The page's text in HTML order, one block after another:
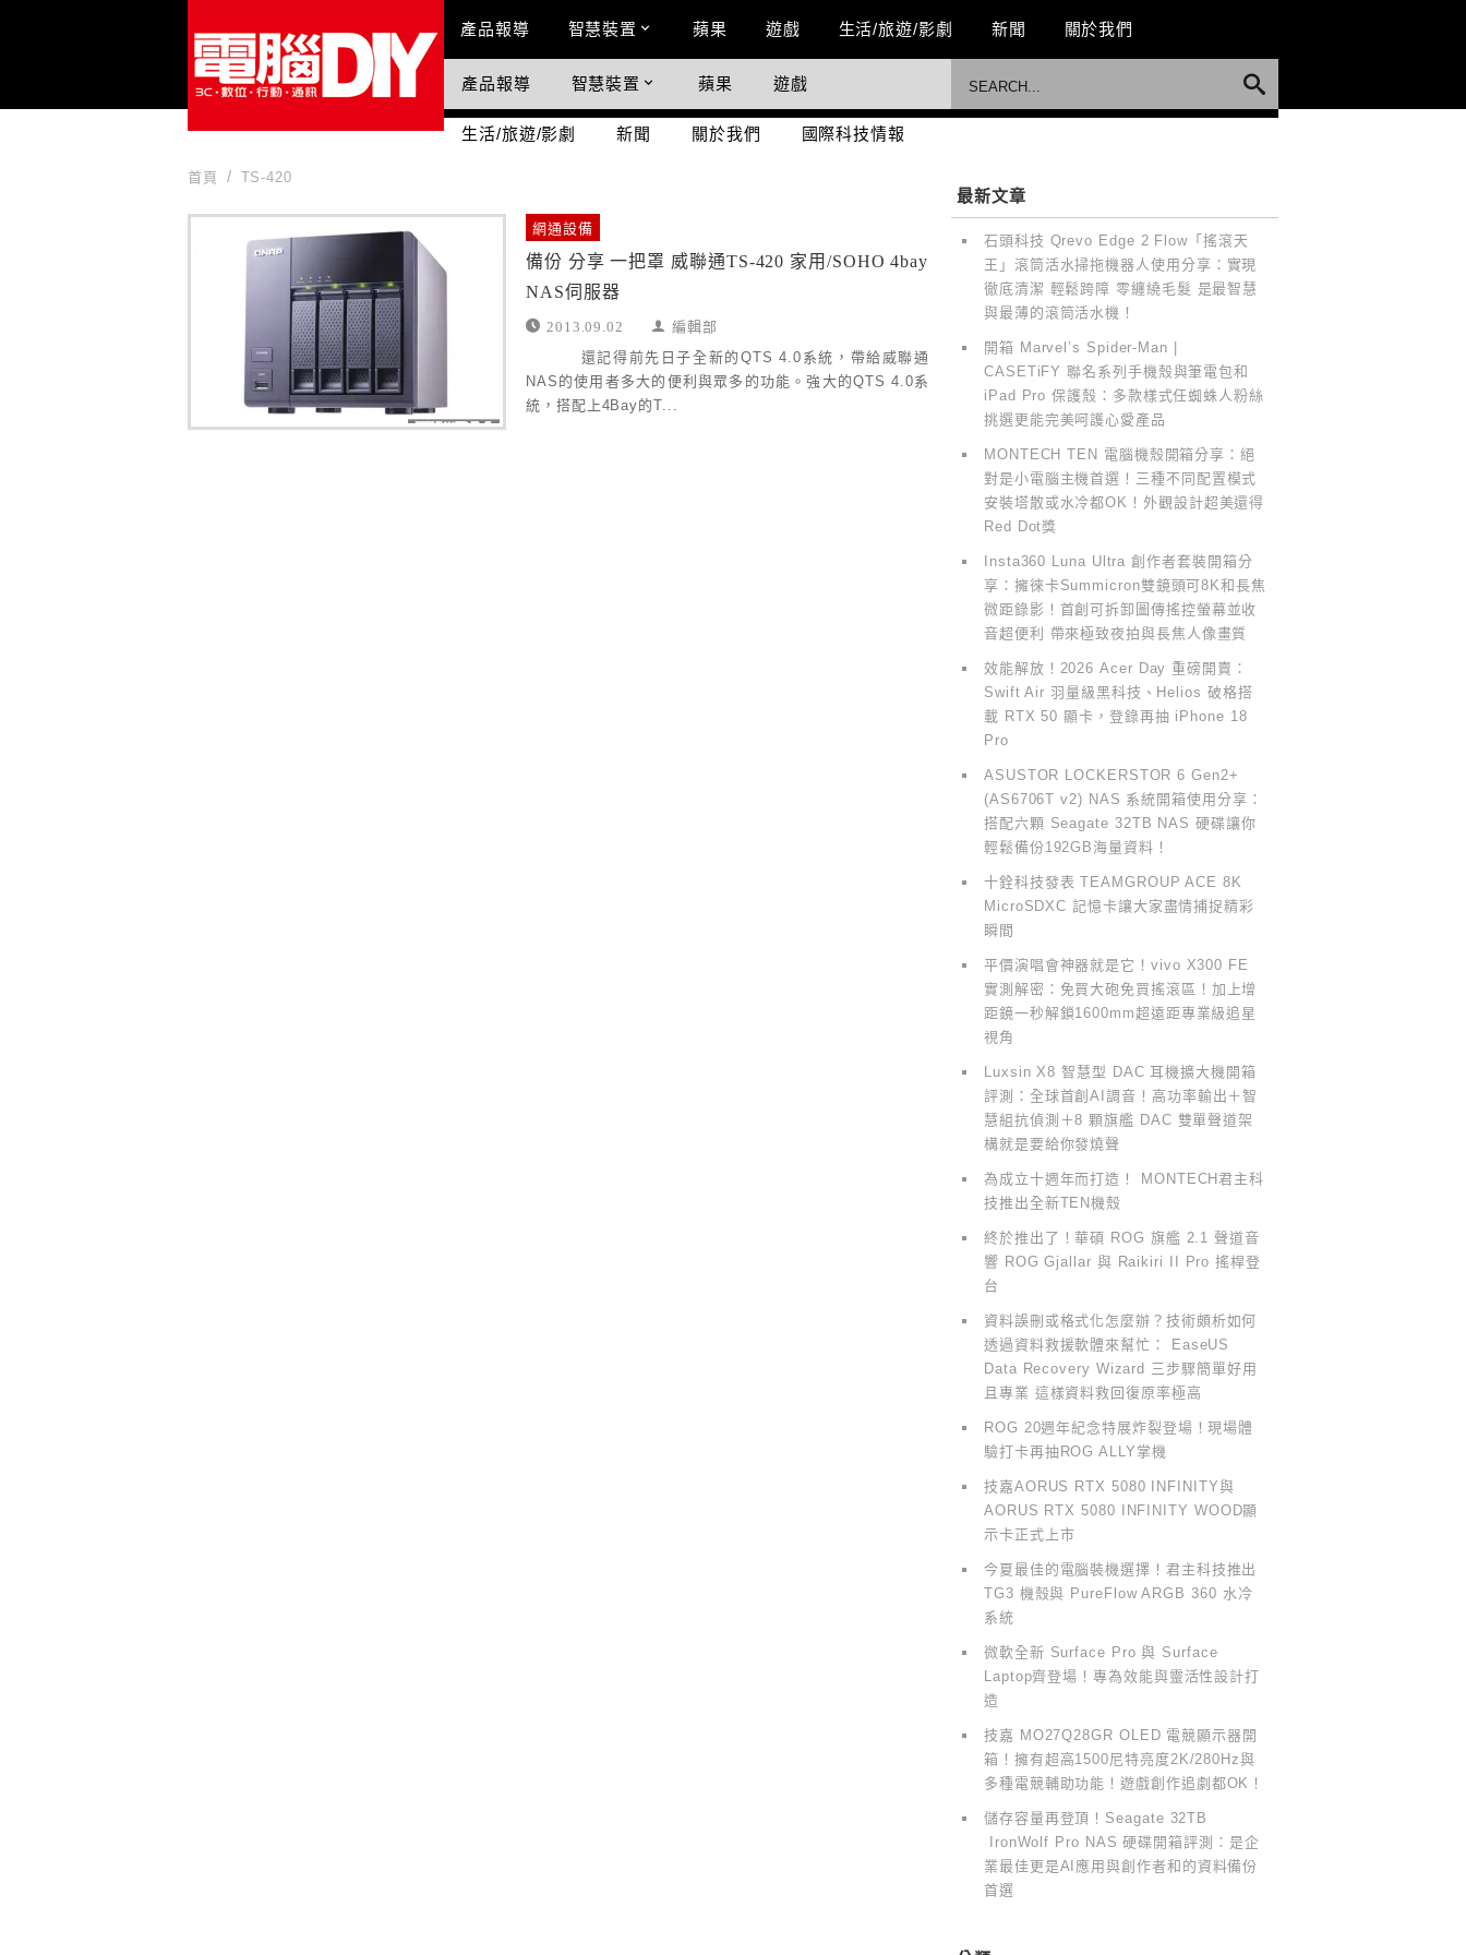
Main Menu
產品報導 智慧裝置 蘋果 遊戲 生活/旅遊/影劇 新聞 關於我們
國際科技情報
產品報導 智慧裝置 蘋果 遊戲
生活/旅遊/影劇 新聞 關於我們 國際科技情報
首頁 TS-420
網通設備
備份 分享 一把罩 威聯通TS-420 家用/SOHO 4bay
NAS伺服器
2013.09.02 編輯部
還記得前先日子全新的QTS 4.0系統，帶給威聯通
NAS的使用者多大的便利與眾多的功能。強大的QTS 4.0系
統，搭配上4Bay的T...
最新文章
石頭科技 Qrevo Edge 2 Flow「搖滾天
王」滾筒活水掃拖機器人使用分享：實現
徹底清潔 輕鬆跨障 零纏繞毛髮 是最智慧
與最薄的滾筒活水機！
開箱 Marvel’s Spider-Man |
CASETiFY 聯名系列手機殼與筆電包和
iPad Pro 保護殼：多款樣式任蜘蛛人粉絲
挑選更能完美呵護心愛產品
MONTECH TEN 電腦機殼開箱分享：絕
對是小電腦主機首選！三種不同配置模式
安裝塔散或水冷都OK！外觀設計超美還得
Red Dot獎
Insta360 Luna Ultra 創作者套裝開箱分
享：擁徠卡Summicron雙鏡頭可8K和長焦
微距錄影！首創可拆卸圖傳搖控螢幕並收
音超便利 帶來極致夜拍與長焦人像畫質
效能解放！2026 Acer Day 重磅開賣：
Swift Air 羽量級黑科技、Helios 破格搭
載 RTX 50 顯卡，登錄再抽 iPhone 18
Pro
ASUSTOR LOCKERSTOR 6 Gen2+
(AS6706T v2) NAS 系統開箱使用分享：
搭配六顆 Seagate 32TB NAS 硬碟讓你
輕鬆備份192GB海量資料！
十銓科技發表 TEAMGROUP ACE 8K
MicroSDXC 記憶卡讓大家盡情捕捉精彩
瞬間
平價演唱會神器就是它！vivo X300 FE
實測解密：免買大砲免買搖滾區！加上增
距鏡一秒解鎖1600mm超遠距專業級追星
視角
Luxsin X8 智慧型 DAC 耳機擴大機開箱
評測：全球首創AI調音！高功率輸出＋智
慧組抗偵測＋8 顆旗艦 DAC 雙單聲道架
構就是要給你發燒聲
為成立十週年而打造！ MONTECH君主科
技推出全新TEN機殼
終於推出了！華碩 ROG 旗艦 2.1 聲道音
響 ROG Gjallar 與 Raikiri II Pro 搖桿登
台
資料誤刪或格式化怎麼辦？技術頗析如何
透過資料救援軟體來幫忙： EaseUS
Data Recovery Wizard 三步驟簡單好用
且專業 這樣資料救回復原率極高
ROG 20週年紀念特展炸裂登場！現場體
驗打卡再抽ROG ALLY掌機
技嘉AORUS RTX 5080 INFINITY與
AORUS RTX 5080 INFINITY WOOD顯
示卡正式上市
今夏最佳的電腦裝機選擇！君主科技推出
TG3 機殼與 PureFlow ARGB 360 水冷
系統
微軟全新 Surface Pro 與 Surface
Laptop齊登場！專為效能與靈活性設計打
造
技嘉 MO27Q28GR OLED 電競顯示器開
箱！擁有超高1500尼特亮度2K/280Hz與
多種電競輔助功能！遊戲創作追劇都OK！
儲存容量再登頂！Seagate 32TB
IronWolf Pro NAS 硬碟開箱評測：是企
業最佳更是AI應用與創作者和的資料備份
首選